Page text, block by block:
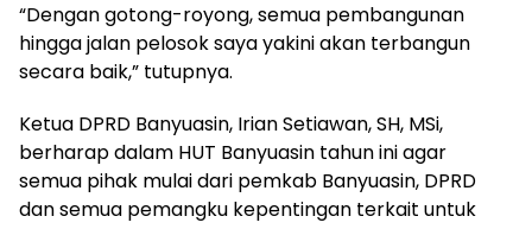
“Dengan gotong-royong, semua pembangunan
hingga jalan pelosok saya yakini akan terbangun
secara baik,” tutupnya.
Ketua DPRD Banyuasin, Irian Setiawan, SH, MSi,
berharap dalam HUT Banyuasin tahun ini agar
semua pihak mulai dari pemkab Banyuasin, DPRD
dan semua pemangku kepentingan terkait untuk